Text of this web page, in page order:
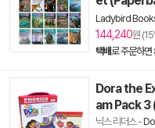
Ladybird
144,240원
택배로 주문하면
Dora the
am Pack 3
닉스 리더스-